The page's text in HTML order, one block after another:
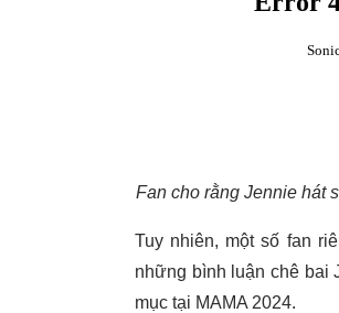
Fan cho rằng Jennie hát
Tuy nhiên, một số fan
những bình luận chê bai
mục tại MAMA 2024.